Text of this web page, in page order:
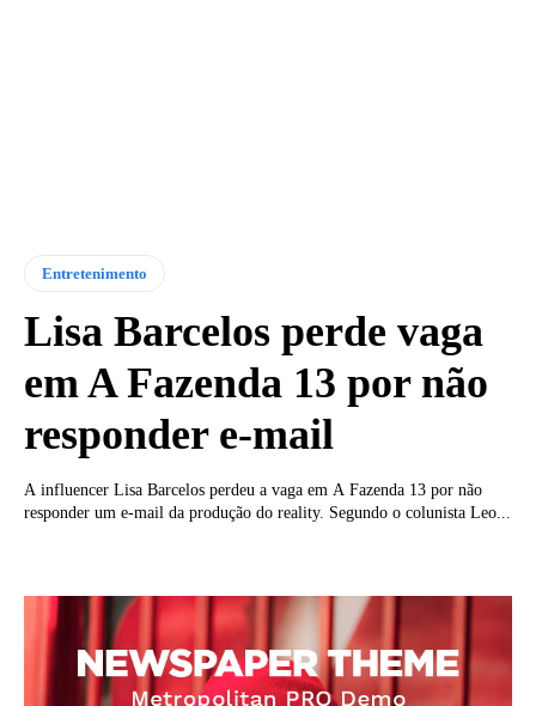
Entretenimento
Lisa Barcelos perde vaga
em A Fazenda 13 por não
responder e-mail
A influencer Lisa Barcelos perdeu a vaga em A Fazenda 13 por não
responder um e-mail da produção do reality. Segundo o colunista Leo...